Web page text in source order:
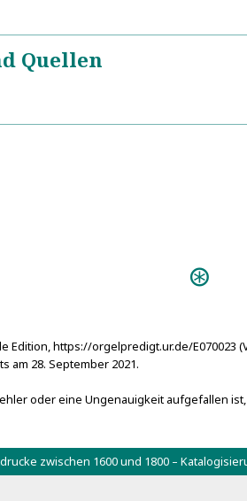
Quellen
5
Edition, https://orgelpredigt.ur.de/E070023
am 28. September 2021.
oder eine Ungenauigkeit aufgefallen
zwischen 1600 und 1800 –